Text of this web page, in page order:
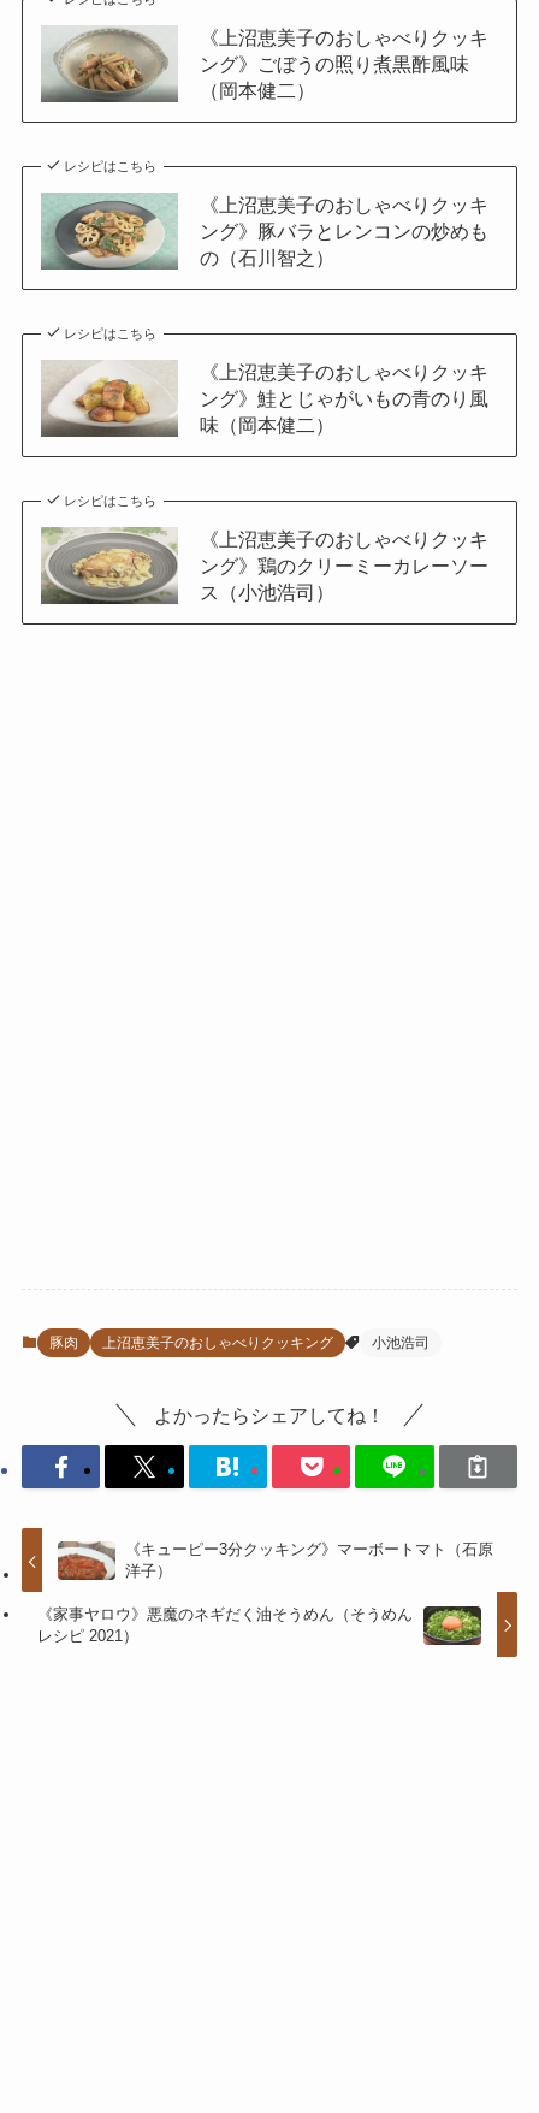
《上沼恵美子のおしゃべりクッキ
ング》ごぼうの照り煮黒酢風味
（岡本健二）
レシピはこちら
《上沼恵美子のおしゃべりクッキ
ング》豚バラとレンコンの炒めも
の（石川智之）
レシピはこちら
《上沼恵美子のおしゃべりクッキ
ング》鮭とじゃがいもの青のり風
味（岡本健二）
レシピはこちら
《上沼恵美子のおしゃべりクッキ
ング》鶏のクリーミーカレーソー
ス（小池浩司）
豚肉 上沼恵美子のおしゃべりクッキング 小池浩司
よかったらシェアしてね！
《キューピー3分クッキング》マーボートマト（石原
洋子）
《家事ヤロウ》悪魔のネギだく油そうめん（そうめん
レシピ 2021）